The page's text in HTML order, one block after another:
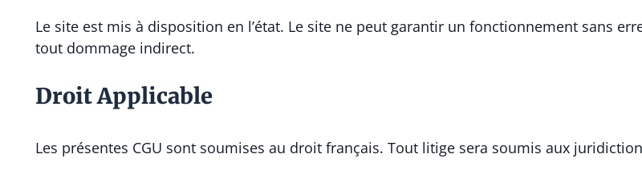
Le site est mis à disposition en l’état. Le site ne peut garantir un fonctionnement sans
tout dommage indirect.
Droit Applicable
Les présentes CGU sont soumises au droit français. Tout litige sera soumis aux